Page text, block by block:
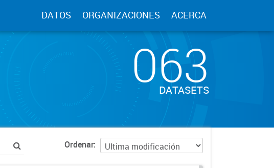
DATOS ORGANIZACIONES ACERCA
063
DATASETS
Ordenar